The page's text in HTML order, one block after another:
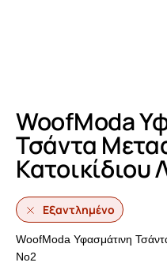
WoofModa
Τσάντα
Κατοικίδιου
Εξαντλημένο
WoofModa Υφασμάτινη
No2